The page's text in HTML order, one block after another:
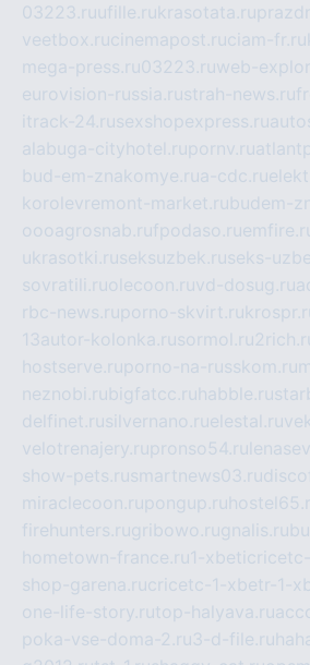
03223.ruufille.rukrasotata.ru
veetbox.rucinemapost.ruciam-fr.ru
mega-press.ru03223.ruweb-
eurovision-russia.rustrah-news.ru
itrack-24.rusexshopexpress.ru
alabuga-cityhotel.rupornv.ru
bud-em-znakomye.rua-cdc.ru
korolevremont-market.rubudem-
oooagrosnab.rufpodaso.ru
ukrasotki.ruseksuzbek.ruseks-
sovratili.ruolecoon.ruvd-dosug.ru
rbc-news.ruporno-skvirt.ru
13autor-kolonka.rusormol.ru
hostserve.ruporno-na-russkom.ru
neznobi.rubigfatcc.ru habble.ru
delfinet.rusilvernano.ruelestal.ru
velotrenajery.rupronso54.ru
show-pets.rusmartnews03.ru
miraclecoon.rupongup.ru
firehunters.rugribowo.rugnalis.ru
hometown-france.ru1-
shop-garena.rucricetc-1-xbetr-1-
one-life-story.rutop-halyava.ru
poka-vse-doma-2.ru3-d-file.ru